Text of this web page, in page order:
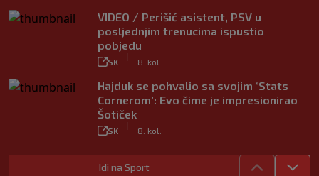
VIDEO / Perišić asistent, PSV u
posljednjim trenucima ispustio
pobjedu
SK
|
8. kol.
Hajduk se pohvalio sa svojim ‘Stats
Cornerom’: Evo čime je impresionirao
Šotiček
SK
|
8. kol.
Vlašić strijelac za Torino; ova gesta sve
govori o njegovom statusu
Idi na Sport